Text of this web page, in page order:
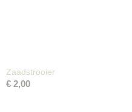
Zaadstrooier
€ 2,00